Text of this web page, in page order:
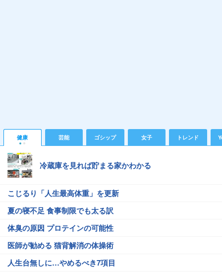
健康 芸能 ゴシップ 女子 トレンド
冷蔵庫を見れば貯まる家かわかる
こじるり「人生最高体重」を更新
夏の寝不足 食事制限でも太る訳
体臭の原因 プロテインの可能性
医師が勧める 猫背解消の体操術
人生台無しに…やめるべき7項目